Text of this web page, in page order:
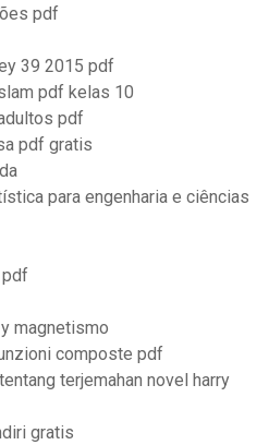
pdf
39 2015 pdf
pdf kelas 10
pdf
pdf gratis
para engenharia e ciências
pdf
magnetismo
composte pdf
terjemahan novel harry
gratis